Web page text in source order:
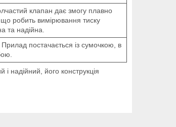
клапан дає змогу плавно
робить вимірювання тиску
та надійна.
Прилад постачається із сумочкою, в
надійний, його конструкція